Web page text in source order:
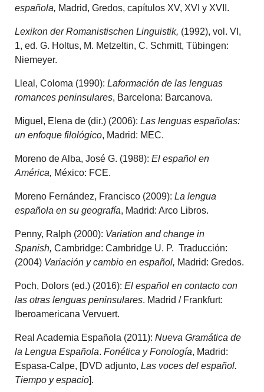
española, Madrid, Gredos, capítulos XV, XVI y XVII.
Lexikon der Romanistischen Linguistik, (1992), vol. VI,
1, ed. G. Holtus, M. Metzeltin, C. Schmitt, Tübingen:
Niemeyer.
Lleal, Coloma (1990):Laformación de las lenguas
romances peninsulares, Barcelona: Barcanova.
Miguel, Elena de (dir.) (2006):Las lenguas españolas:
un enfoque filológico, Madrid: MEC.
Moreno de Alba, José G. (1988):El español en
América, México: FCE.
Moreno Fernández, Francisco (2009):La lengua
española en su geografía, Madrid: Arco Libros.
Penny, Ralph (2000): Variation and change in
Spanish,Cambridge: Cambridge U. P. Traducción:
(2004) Variación y cambio en español, Madrid: Gredos.
Poch, Dolors (ed.) (2016):El español en contacto con
las otras lenguas peninsulares. Madrid / Frankfurt:
Iberoamericana Vervuert.
Real Academia Española (2011):Nueva Gramática de
la Lengua Española.Fonética y Fonología, Madrid:
Espasa-Calpe, [DVD adjunto,Las voces del español.
Tiempo y espacio ].